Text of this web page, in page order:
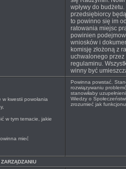
wpływy do
przedsiębiorcy
to powinno się im
ratowania miejsc
powinien
wniosków i
komisję złożoną z
uchwalonego
regulaminu.
winny być
kwestii powołania
w tym temacie, jakie
mieć
Powinna powstać.
rozwiązywaniu
stanowiłaby
Wiedzy o
zrozumieć jak